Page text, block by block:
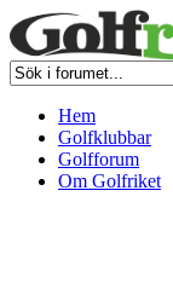
Hem
Golfklubbar
Golfforum
Om Golfriket